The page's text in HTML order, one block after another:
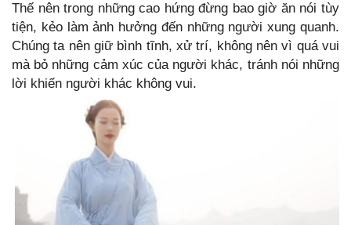
Thế nên trong những cao hứng đừng bao giờ ăn nói tùy
tiện, kẻo làm ảnh hưởng đến những người xung quanh.
Chúng ta nên giữ bình tĩnh, xử trí, không nên vì quá vui
mà bỏ những cảm xúc của người khác, tránh nói những
lời khiến người khác không vui.